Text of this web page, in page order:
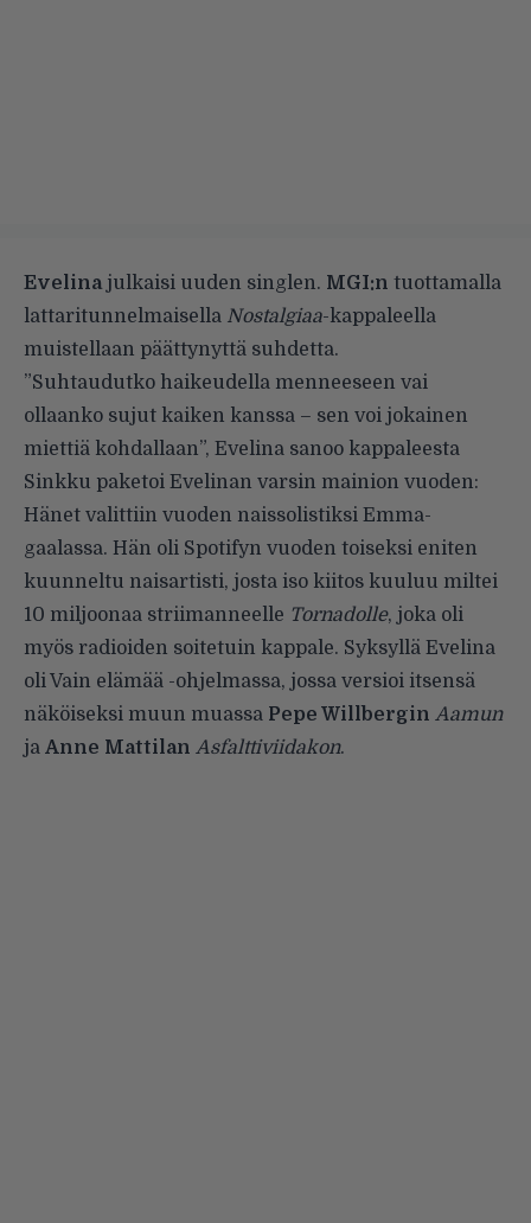
Evelinajulkaisi uuden singlen. MGI:n tuottamalla
lattaritunnelmaisella Nostalgiaa-kappaleella
muistellaan päättynyttä suhdetta.
”Suhtaudutko haikeudella menneeseen vai
ollaanko sujut kaiken kanssa – sen voi jokainen
miettiä kohdallaan”, Evelina sanoo kappaleesta
Sinkku paketoi Evelinan varsin mainion vuoden:
Hänet valittiin vuoden naissolistiksi Emma-
gaalassa. Hän oli Spotifyn vuoden toiseksi eniten
kuunneltu naisartisti, josta iso kiitos kuuluu miltei
10 miljoonaa striimanneelle Tornadolle, joka oli
myös radioiden soitetuin kappale. Syksyllä Evelina
oli Vain elämää -ohjelmassa, jossa versioi itsensä
näköiseksi muun muassa Pepe Willbergin Aamun
ja Anne Mattilan Asfalttiviidakon.